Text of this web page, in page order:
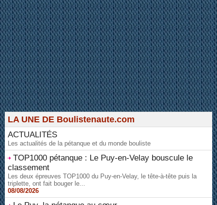
LA UNE DE Boulistenaute.com
ACTUALITÉS
Les actualités de la pétanque et du monde bouliste
TOP1000 pétanque : Le Puy-en-Velay bouscule le
classement
Les deux épreuves TOP1000 du Puy-en-Velay, le tête-à-tête puis la
triplette, ont fait bouger le...
08/08/2026